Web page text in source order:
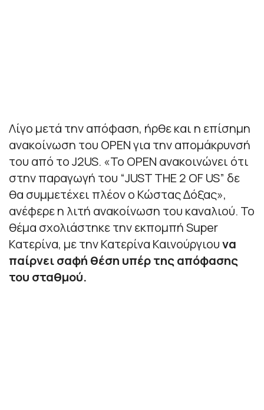
Λίγο μετά την απόφαση, ήρθε και η επίσημη
ανακοίνωση του OPEN για την απομάκρυνσή
του από το J2US. «Το OPEN ανακοινώνει ότι
στην παραγωγή του “JUST THE 2 OF US” δε
θα συμμετέχει πλέον ο Κώστας Δόξας»,
ανέφερε η λιτή ανακοίνωση του καναλιού. Το
θέμα σχολιάστηκε την εκπομπή Super
Κατερίνα, με την Κατερίνα Καινούργιουνα
παίρνει σαφή θέση υπέρ της απόφασης
του σταθμού.